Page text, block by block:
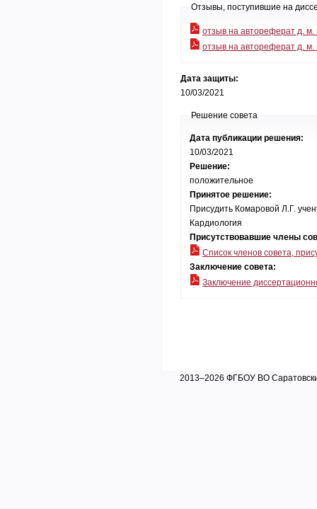
Отзывы, поступившие на
отзыв на автореферат д.
отзыв на автореферат д.
Дата защиты:
10/03/2021
Решение совета
Дата публикации решения:
10/03/2021
Решение:
положительное
Принятое решение:
Присудить Комаровой Л.Г.
Кардиология
Присутствовавшие члены
Список членов совета,
Заключение совета:
Заключение
2013–2026 ФГБОУ ВО